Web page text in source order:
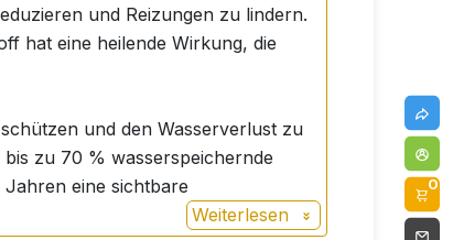
und Reizungen zu lindern.
hat eine heilende Wirkung, die
und den Wasserverlust zu
zu 70 % wasserspeichernde
eine sichtbare
Weiterlesen
0